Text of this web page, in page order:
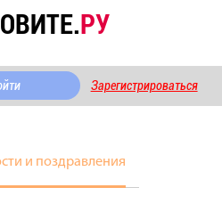
РУ
Зарегистрироваться
и поздравления